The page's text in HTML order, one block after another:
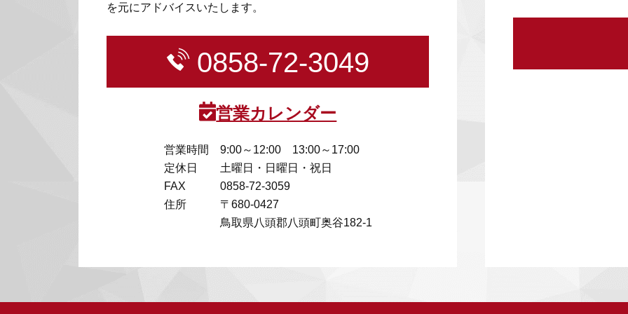
を元にアドバイスいたします。
0858-72-3049
営業カレンダー
営業時間
9:00～12:00 13:00～17:00
定休日
土曜日・日曜日・祝日
FAX
0858-72-3059
住所
〒680-0427
鳥取県八頭郡八頭町奥谷182-1